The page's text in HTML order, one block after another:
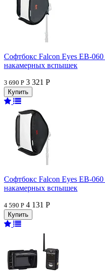
Софтбокс Falcon Eyes EB-
накамерных вспышек
3 690 Р 3 321 Р
Софтбокс Falcon Eyes EB-
накамерных вспышек
4 590 Р 4 131 Р